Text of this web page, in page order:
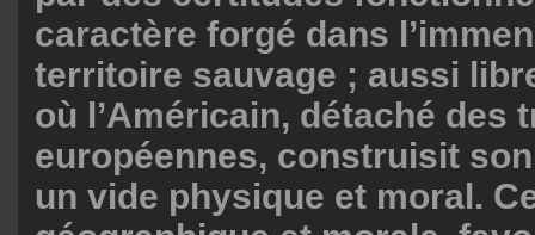
caractère forgé dans
territoire sauvage ; aussi
où l’Américain, détaché des
européennes, construisit
un vide physique et moral.